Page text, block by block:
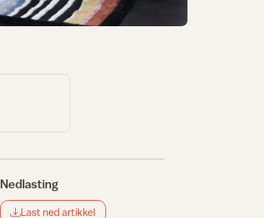
Nedlasting
Last ned artikkel